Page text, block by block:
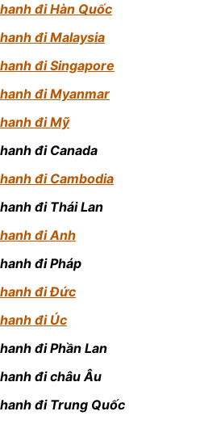
đi Hàn Quốc
đi Malaysia
đi Singapore
đi Myanmar
đi Mỹ
đi Canada
đi Cambodia
đi Thái Lan
đi Anh
đi Pháp
đi Đức
đi Úc
đi Phần Lan
đi châu Âu
đi Trung Quốc